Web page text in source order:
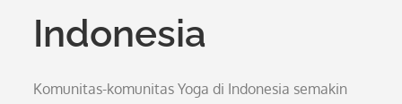
Indonesia
Komunitas-komunitas Yoga di Indonesia semakin